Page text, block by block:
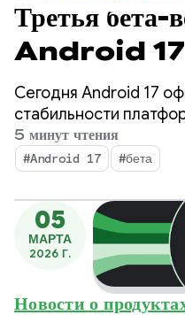
Третья бета-
Android 17
Сегодня Android 17
стабильности
версии 3. Это
заблокирован; вы
тестирование
свои приложения,
17, в Play Store.
5 минут чтения
#Android 17 #бета
05
МАРТА
2026 Г.
Новости о